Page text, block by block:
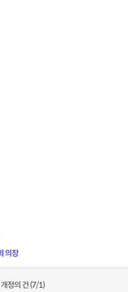
의장
안내
건 (7/22)
조정 안내 (수정)
정의 건 (7/1)